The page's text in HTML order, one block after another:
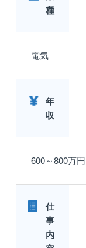
種
電気
年
収
600～800万円
仕
事
内